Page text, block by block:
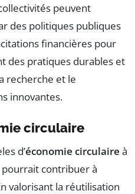
peuvent
des politiques publiques
financières pour
des pratiques durables et
recherche et le
innovantes.
circulaire
d’économie circulaire à
pourrait contribuer à
valorisant la réutilisation